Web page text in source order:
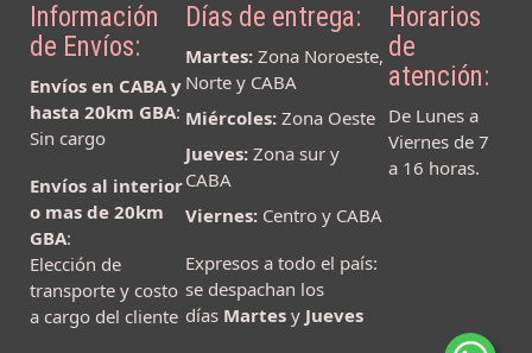
Información
de Envíos:
Envíos en CABA y
hasta 20km GBA:
Sin cargo
Envíos al interior
o mas de 20km
GBA:
Elección de
transporte y costo
a cargo del cliente
Días de entrega:
Martes:Zona Noroeste,
Norte y CABA
Miércoles:Zona Oeste
Jueves:Zona sur y
CABA
Viernes:Centro y CABA
Expresos a todo el país:
se despachan los
días Martes y Jueves
Horarios
de
atención:
De Lunes a
Viernes de 7
a 16 horas.